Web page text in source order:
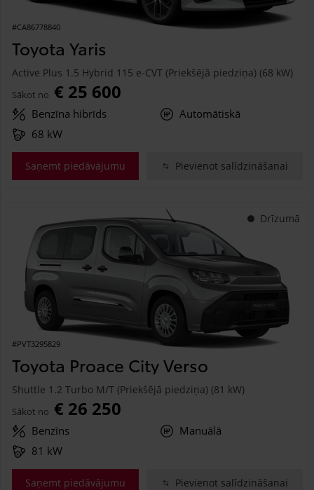
#CA86778840
Toyota Yaris
Active Plus 1.5 Hybrid 115 e-CVT (Priekšējā piedziņa) (68 kW)
Sākot no € 25 600
Benzīna hibrīds
Automātiskā
68 kW
Saņemt piedāvājumu Pievienot salīdzināšanai
Drīzumā
#PVT3295829
Toyota Proace City Verso
Shuttle 1.2 Turbo M/T (Priekšējā piedziņa) (81 kW)
Sākot no € 26 250
Benzīns
Manuālā
81 kW
Saņemt piedāvājumu Pievienot salīdzināšanai